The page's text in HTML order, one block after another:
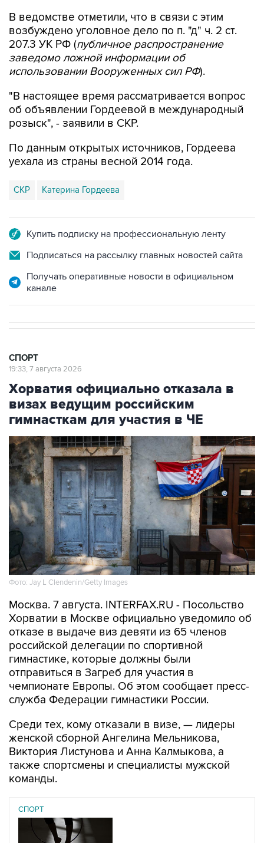
В ведомстве отметили, что в связи с этим
возбуждено уголовное дело по п. "д" ч. 2 ст.
207.3 УК РФ (публичное распространение
заведомо ложной информации об
использовании Вооруженных сил РФ).
"В настоящее время рассматривается вопрос
об объявлении Гордеевой в международный
розыск", - заявили в СКР.
По данным открытых источников, Гордеева
уехала из страны весной 2014 года.
СКР Катерина Гордеева
Купить подписку на профессиональную ленту
Подписаться на рассылку главных новостей сайта
Получать оперативные новости в официальном
канале
СПОРТ
19:33, 7 августа 2026
Хорватия официально отказала в
визах ведущим российским
гимнасткам для участия в ЧЕ
Фото: Jay L Clendenin/Getty Images
Москва. 7 августа. INTERFAX.RU - Посольство
Хорватии в Москве официально уведомило об
отказе в выдаче виз девяти из 65 членов
российской делегации по спортивной
гимнастике, которые должны были
отправиться в Загреб для участия в
чемпионате Европы. Об этом сообщает пресс-
служба Федерации гимнастики России.
Среди тех, кому отказали в визе, — лидеры
женской сборной Ангелина Мельникова,
Виктория Листунова и Анна Калмыкова, а
также спортсмены и специалисты мужской
команды.
СПОРТ